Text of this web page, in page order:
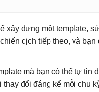
xây dựng một template,
dịch tiếp theo, và bạn
mà bạn có thể tự tin
thay đổi đáng kể mỗi chu